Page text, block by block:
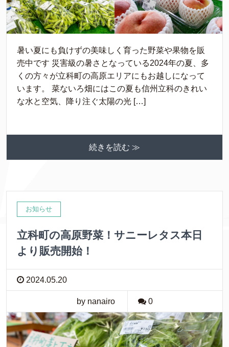
暑い夏にも負けずの美味しく育った野菜や果物を販
売中です 災害級の暑さとなっている2024年の夏、多
くの方々が立科町の高原エリアにもお越しになって
います。 菜ないろ畑にはこの夏も信州立科のきれい
な水と空気、降り注ぐ太陽の光 […]
続きを読む ≫
お知らせ
立科町の高原野菜！サニーレタス本日
より販売開始！
2024.05.20
by nanairo 0